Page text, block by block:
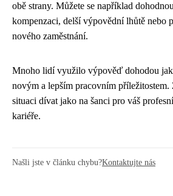
obě strany. Můžete se například
kompenzaci, delší výpovědní lhůtě nebo
nového zaměstnání.
Mnoho lidí využilo výpověď dohodou
novým a lepším pracovním příležitostem.
situaci dívat jako na šanci pro váš
kariéře.
Našli jste v článku chybu?Kontaktujte nás